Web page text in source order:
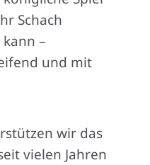
Schach
–
und mit
wir das
vielen Jahren